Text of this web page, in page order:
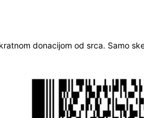
donacijom od srca. Samo